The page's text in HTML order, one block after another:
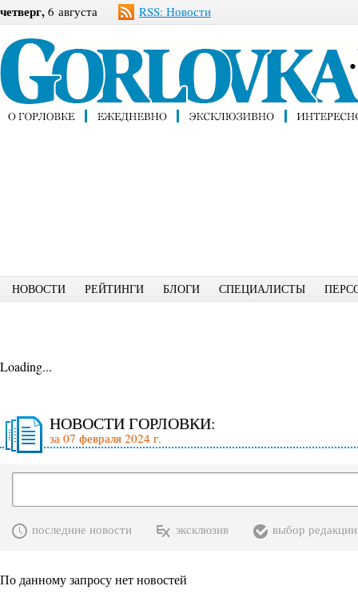
четверг, 6 августа RSS: Новости
НОВОСТИ РЕЙТИНГИ БЛОГИ СПЕЦИАЛИСТЫ
Loading...
НОВОСТИ ГОРЛОВКИ:
за 07 февраля 2024 г.
последние новости эксклюзив выбор редакции
По данному запросу нет новостей